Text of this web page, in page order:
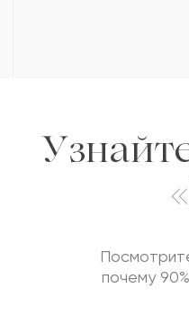
Показать еще
почему